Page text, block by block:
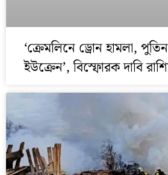
‘ক্রেমলিনে ড্রোন হামলা,
ইউক্রেন’, বিস্ফোরক দাবি